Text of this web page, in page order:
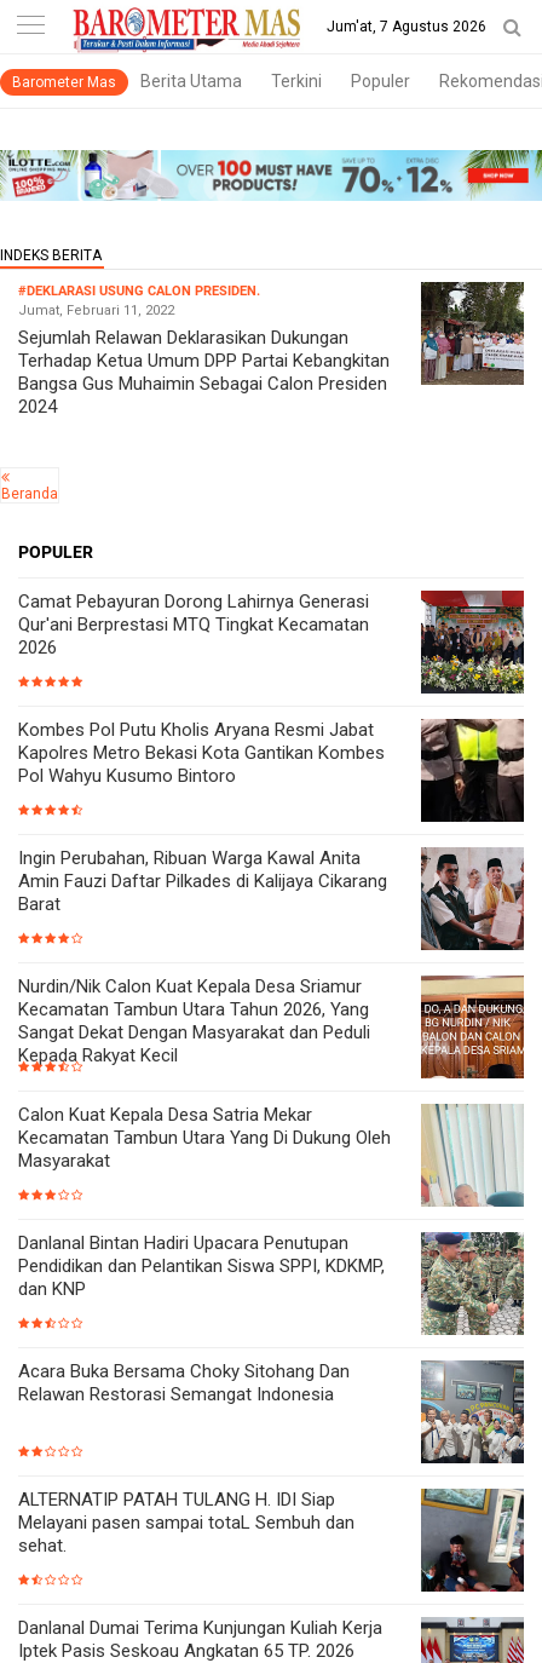
-->
Jum'at, 7 Agustus 2026
Barometer Mas Berita Utama Terkini Populer
#DEKLARASI USUNG CALON PRESIDEN.
Jumat, Februari 11, 2022
Sejumlah Relawan Deklarasikan Dukungan
Terhadap Ketua Umum DPP Partai Kebangkitan
Bangsa Gus Muhaimin Sebagai Calon Presiden
2024
Beranda
POPULER
Camat Pebayuran Dorong Lahirnya Generasi
Qur'ani Berprestasi MTQ Tingkat Kecamatan
2026
Kombes Pol Putu Kholis Aryana Resmi Jabat
Kapolres Metro Bekasi Kota Gantikan Kombes
Pol Wahyu Kusumo Bintoro
Ingin Perubahan, Ribuan Warga Kawal Anita
Amin Fauzi Daftar Pilkades di Kalijaya Cikarang
Barat
Nurdin/Nik Calon Kuat Kepala Desa Sriamur
Kecamatan Tambun Utara Tahun 2026, Yang
Sangat Dekat Dengan Masyarakat dan Peduli
Kepada Rakyat Kecil
Calon Kuat Kepala Desa Satria Mekar
Kecamatan Tambun Utara Yang Di Dukung Oleh
Masyarakat
Danlanal Bintan Hadiri Upacara Penutupan
Pendidikan dan Pelantikan Siswa SPPI, KDKMP,
dan KNP
Acara Buka Bersama Choky Sitohang Dan
Relawan Restorasi Semangat Indonesia
ALTERNATIP PATAH TULANG H. IDI Siap
Melayani pasen sampai totaL Sembuh dan
sehat.
Danlanal Dumai Terima Kunjungan Kuliah Kerja
Iptek Pasis Seskoau Angkatan 65 TP. 2026